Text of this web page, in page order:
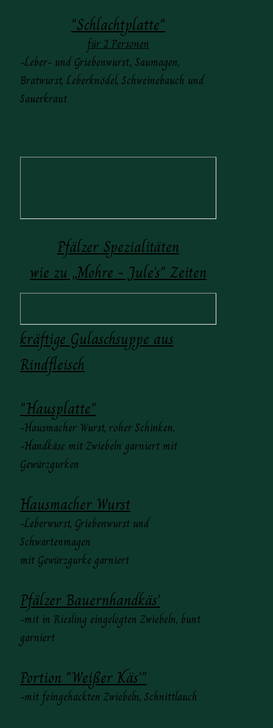
"Schlachtplatte"
für 2 Personen
-Leber- und Griebenwurst., Saumagen,
Bratwurst, Leberknödel, Schweinebauch und
Sauerkraut
Pfälzer Spezialitäten
wie zu „Mohre - Jule's" Zeiten
kräftige Gulaschsuppe aus
Rindfleisch
"Hausplatte"
-Hausmacher Wurst, roher Schinken,
-Handkäse mit Zwiebeln garniert mit
Gewürzgurken
Hausmacher Wurst
-Leberwurst, Griebenwurst und
Schwartenmagen
mit Gewürzgurke garniert
Pfälzer Bauernhandkäs'
-mit in Riesling eingelegten Zwiebeln, bunt
garniert
Portion "Weißer Käs'"
-mit feingehackten Zwiebeln, Schnittlauch